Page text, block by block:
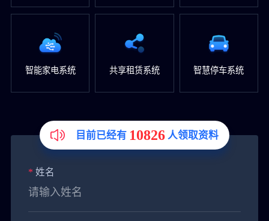
智能家电系统 共享租赁系统 智慧停车系统
* 姓名
目前已经有 10826 人领取资料